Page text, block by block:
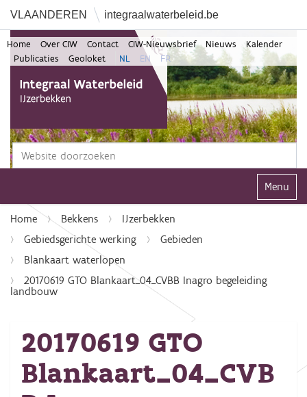
VLAANDEREN integraalwaterbeleid.be
Zoek
Home Over CIW Contact CIW-Nieuwsbrief Nieuws
Kalender
Publicaties
Geoloket NL EN FR
Klap
Home Bekkens
IJzerbekken
Gebiedsgerichte werking
Gebieden
Blankaart waterlopen
20170619 GTO Blankaart_04_CVBB Inagro begeleiding
landbouw
20170619 GTO
Blankaart_04_CVB